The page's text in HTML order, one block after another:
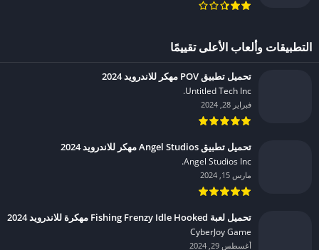
التطبيقات وألعاب الأعلى تقييمًا
تحميل تطبيق POV مهكر للاندرويد 2024
Untitled Tech Inc.‏
فبراير 28, 2024
تحميل تطبيق Angel Studios مهكر للاندرويد 2024
Angel Studios Inc.‏
مارس 15, 2024
تحميل لعبة Fishing Frenzy Idle Hooked مهكرة للاندرويد 2024
CyberJoy Game‏
أغسطس 29, 2024